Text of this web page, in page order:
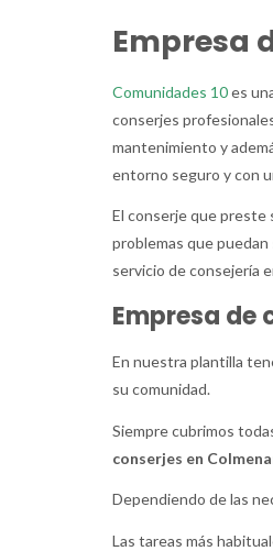
Empresa
Comunidades 10es
conserjes
mantenimiento y
entorno seguro y con
El conserje que preste
problemas que
servicio de consejería
Empresa de
En nuestra plantilla
su comunidad.
Siempre cubrimos
conserjes en
Dependiendo de las
Las tareas más